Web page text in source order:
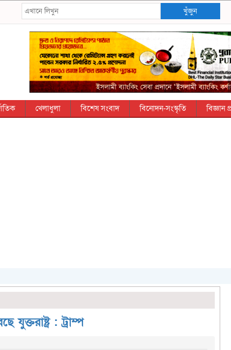
খুঁজুন
খেলাধুলা বিশেষ সংবাদ বিনোদন-সংস্কৃতি বিজ্ঞান
: ট্রাম্প